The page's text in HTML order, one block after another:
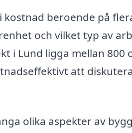
beroende på
och vilket typ av
i Lund ligga mellan 800
att
olika aspekter av